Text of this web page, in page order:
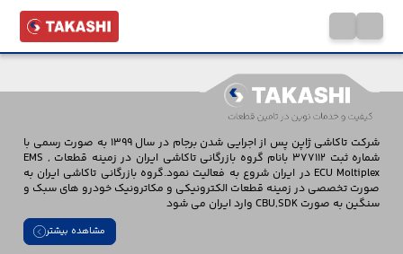
شرکت تاکاشی ژاپن پس از اجرایی شدن برجام در سال 1399 به صورت رسمی با
شماره ثبت 377112 بانام گروه بازرگانی تاکاشی ایران در زمینه قطعات EMS ,
ECU Moltiplex در ایران شروع به فعالیت نمود.گروه بازرگانی تاکاشی ایران به
صورت تخصصی در زمینه قطعات الکترونیکی و مکاترونیک خودرو های سبک و
سنگین به صورت CBU,SDK وارد ایران می شود
مشاهده بیشتر